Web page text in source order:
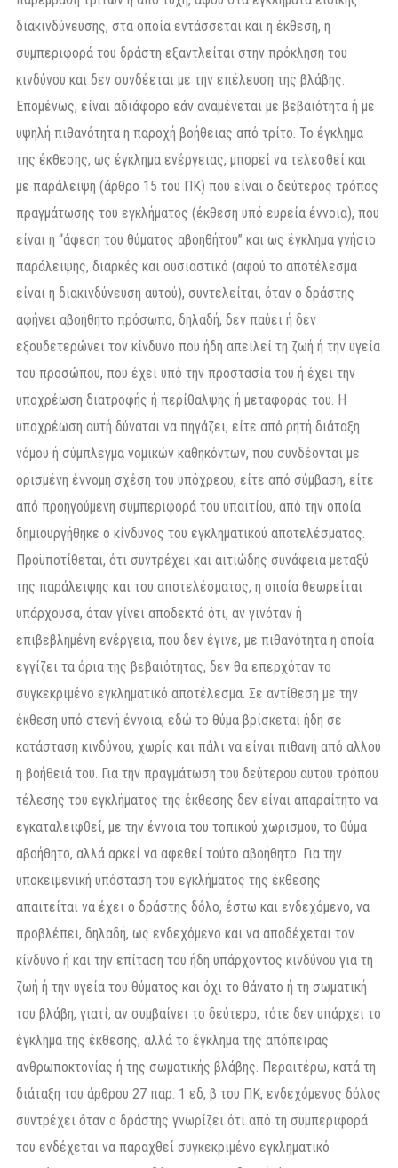
διακινδύνευσης, στα οποία εντάσσεται και η έκθεση, η
συμπεριφορά του δράστη εξαντλείται στην πρόκληση του
κινδύνου και δεν συνδέεται με την επέλευση της βλάβης.
Επομένως, είναι αδιάφορο εάν αναμένεται με βεβαιότητα ή με
υψηλή πιθανότητα η παροχή βοήθειας από τρίτο. Το έγκλημα
της έκθεσης, ως έγκλημα ενέργειας, μπορεί να τελεσθεί και
με παράλειψη (άρθρο 15 του ΠΚ) που είναι ο δεύτερος τρόπος
πραγμάτωσης του εγκλήματος (έκθεση υπό ευρεία έννοια), που
είναι η “άφεση του θύματος αβοηθήτου” και ως έγκλημα γνήσιο
παράλειψης, διαρκές και ουσιαστικό (αφού το αποτέλεσμα
είναι η διακινδύνευση αυτού), συντελείται, όταν ο δράστης
αφήνει αβοήθητο πρόσωπο, δηλαδή, δεν παύει ή δεν
εξουδετερώνει τον κίνδυνο που ήδη απειλεί τη ζωή ή την υγεία
του προσώπου, που έχει υπό την προστασία του ή έχει την
υποχρέωση διατροφής ή περίθαλψης ή μεταφοράς του. Η
υποχρέωση αυτή δύναται να πηγάζει, είτε από ρητή διάταξη
νόμου ή σύμπλεγμα νομικών καθηκόντων, που συνδέονται με
ορισμένη έννομη σχέση του υπόχρεου, είτε από σύμβαση, είτε
από προηγούμενη συμπεριφορά του υπαιτίου, από την οποία
δημιουργήθηκε ο κίνδυνος του εγκληματικού αποτελέσματος.
Προϋποτίθεται, ότι συντρέχει και αιτιώδης συνάφεια μεταξύ
της παράλειψης και του αποτελέσματος, η οποία θεωρείται
υπάρχουσα, όταν γίνει αποδεκτό ότι, αν γινόταν ή
επιβεβλημένη ενέργεια, που δεν έγινε, με πιθανότητα η οποία
εγγίζει τα όρια της βεβαιότητας, δεν θα επερχόταν το
συγκεκριμένο εγκληματικό αποτέλεσμα. Σε αντίθεση με την
έκθεση υπό στενή έννοια, εδώ το θύμα βρίσκεται ήδη σε
κατάσταση κινδύνου, χωρίς και πάλι να είναι πιθανή από αλλού
η βοήθειά του. Για την πραγμάτωση του δεύτερου αυτού τρόπου
τέλεσης του εγκλήματος της έκθεσης δεν είναι απαραίτητο να
εγκαταλειφθεί, με την έννοια του τοπικού χωρισμού, το θύμα
αβοήθητο, αλλά αρκεί να αφεθεί τούτο αβοήθητο. Για την
υποκειμενική υπόσταση του εγκλήματος της έκθεσης
απαιτείται να έχει ο δράστης δόλο, έστω και ενδεχόμενο, να
προβλέπει, δηλαδή, ως ενδεχόμενο και να αποδέχεται τον
κίνδυνο ή και την επίταση του ήδη υπάρχοντος κινδύνου για τη
ζωή ή την υγεία του θύματος και όχι το θάνατο ή τη σωματική
του βλάβη, γιατί, αν συμβαίνει το δεύτερο, τότε δεν υπάρχει το
έγκλημα της έκθεσης, αλλά το έγκλημα της απόπειρας
ανθρωποκτονίας ή της σωματικής βλάβης. Περαιτέρω, κατά τη
διάταξη του άρθρου 27 παρ. 1 εδ, β του ΠΚ, ενδεχόμενος δόλος
συντρέχει όταν ο δράστης γνωρίζει ότι από τη συμπεριφορά
του ενδέχεται να παραχθεί συγκεκριμένο εγκληματικό